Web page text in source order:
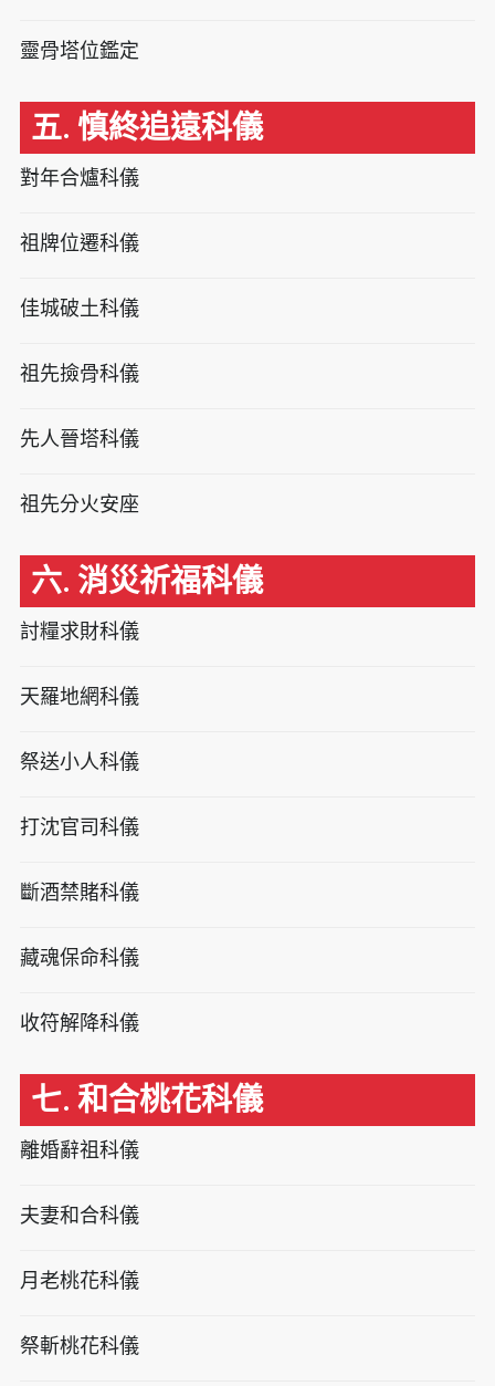
靈骨塔位鑑定
五. 慎終追遠科儀
對年合爐科儀
祖牌位遷科儀
佳城破土科儀
祖先撿骨科儀
先人晉塔科儀
祖先分火安座
六. 消災祈福科儀
討糧求財科儀
天羅地網科儀
祭送小人科儀
打沈官司科儀
斷酒禁賭科儀
藏魂保命科儀
收符解降科儀
七. 和合桃花科儀
離婚辭祖科儀
夫妻和合科儀
月老桃花科儀
祭斬桃花科儀